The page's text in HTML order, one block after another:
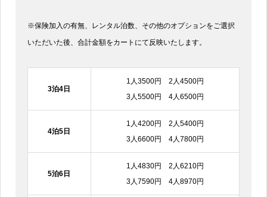
※保険加入の有無、レンタル泊数、その他のオプションをご選択
いただいた後、合計金額をカートにて反映いたします。
3泊4日
1人3500円 2人4500円
3人5500円 4人6500円
4泊5日
1人4200円 2人5400円
3人6600円 4人7800円
5泊6日
1人4830円 2人6210円
3人7590円 4人8970円